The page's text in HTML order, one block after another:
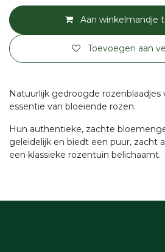
Aan winkelmandje
Toevoegen aan
Natuurlijk gedroogde rozenblaadjes
essentie van bloeiende rozen.
Hun authentieke, zachte
geleidelijk en biedt een puur, zacht
een klassieke rozentuin belichaamt.